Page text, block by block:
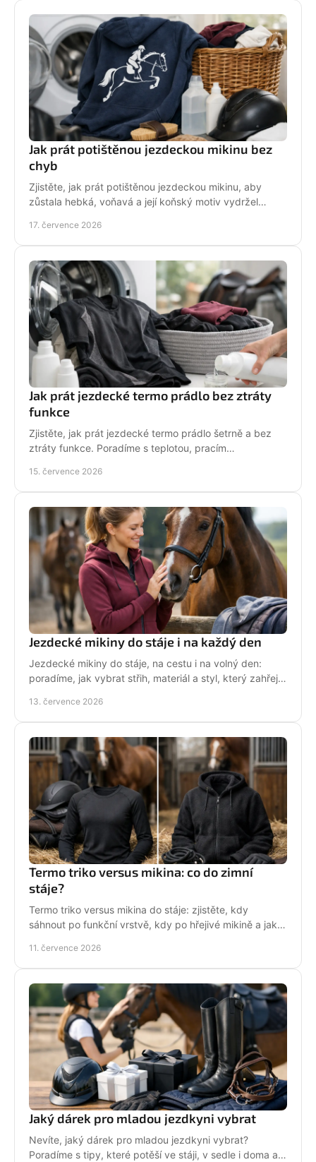
Jak prát potištěnou jezdeckou mikinu bez
chyb
Zjistěte, jak prát potištěnou jezdeckou mikinu, aby
zůstala hebká, voňavá a její koňský motiv vydržel
17. července 2026
Jak prát jezdecké termo prádlo bez ztráty
funkce
Zjistěte, jak prát jezdecké termo prádlo šetrně a bez
ztráty funkce. Poradíme s teplotou, pracím
den.
15. července 2026
Jezdecké mikiny do stáje i na každý den
Jezdecké mikiny do stáje, na cestu i na volný den:
poradíme, jak vybrat střih, materiál a styl, který zahřeje
13. července 2026
Termo triko versus mikina: co do zimní
stáje?
Termo triko versus mikina do stáje: zjistěte, kdy
sáhnout po funkční vrstvě, kdy po hřejivé mikině a jak
11. července 2026
Jaký dárek pro mladou jezdkyni vybrat
Nevíte, jaký dárek pro mladou jezdkyni vybrat?
Poradíme s tipy, které potěší ve stáji, v sedle i doma a